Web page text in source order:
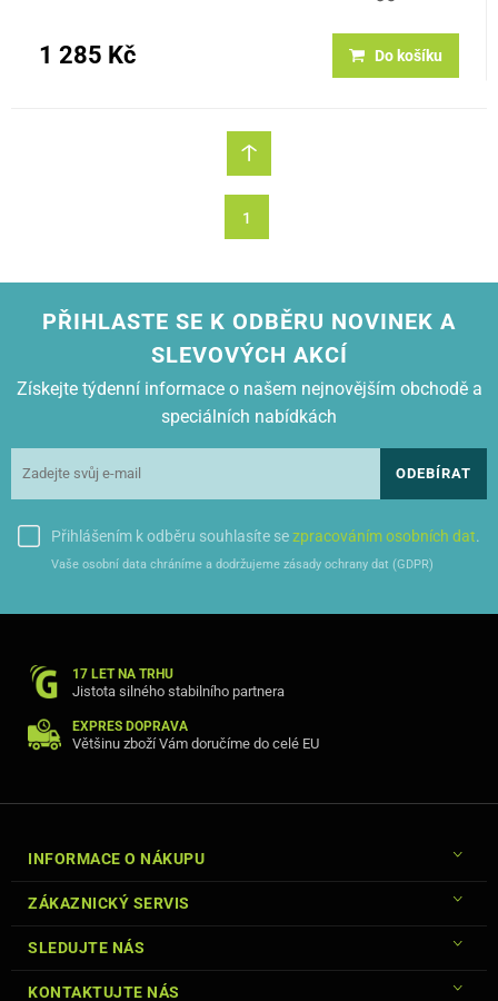
1 285 Kč Do košíku
1
PŘIHLASTE SE K ODBĚRU NOVINEK A
SLEVOVÝCH AKCÍ
Získejte týdenní informace o našem nejnovějším obchodě a
speciálních nabídkách
ODEBÍRAT
Přihlášením k odběru souhlasíte sezpracováním osobních dat.
Vaše osobní data chráníme a dodržujeme zásady ochrany dat (GDPR)
17 LET NA TRHU
Jistota silného stabilního partnera
EXPRES DOPRAVA
Většinu zboží Vám doručíme do celé EU
INFORMACE O NÁKUPU
ZÁKAZNICKÝ SERVIS
SLEDUJTE NÁS
KONTAKTUJTE NÁS